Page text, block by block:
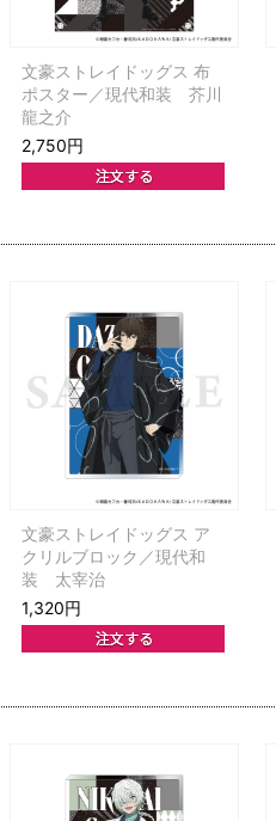
文豪ストレイドッグス 布
ポスター／現代和装 芥川
龍之介
2,750円
文豪ストレイドッグス ア
クリルブロック／現代和
装 太宰治
1,320円